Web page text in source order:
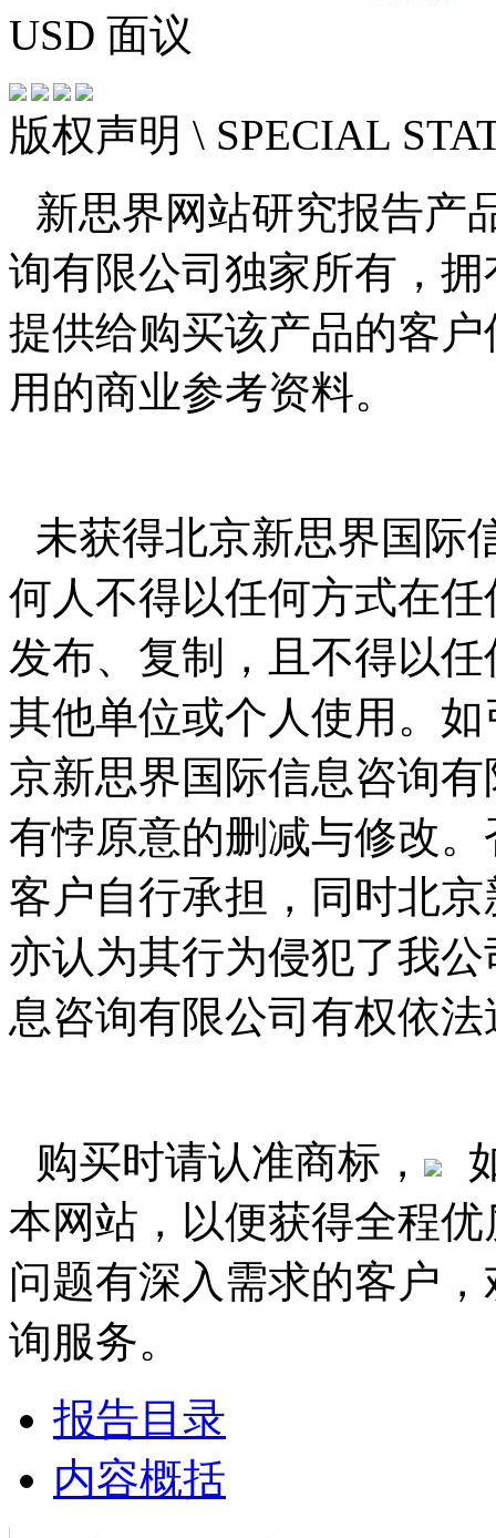
USD 面议
版权声明 \ SPECIAL
新思界网站研究报告产
询有限公司独家所有，
提供给购买该产品的客
用的商业参考资料。
未获得北京新思界国际
何人不得以任何方式在
发布、复制，且不得以
其他单位或个人使用。
京新思界国际信息咨询
有悖原意的删减与修改
客户自行承担，同时北
亦认为其行为侵犯了我
息咨询有限公司有权依
购买时请认准商标，
本网站，以便获得全程
问题有深入需求的客户
询服务。
报告目录
内容概括